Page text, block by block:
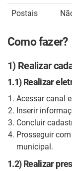
Postais
Como fazer?
1) Realizar
1.1) Realizar
Acessar canal
Inserir
Concluir
Prosseguir
municipal.
1.2) Realizar